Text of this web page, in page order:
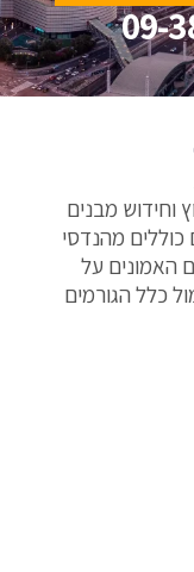
וחידוש מבנים
כוללים מהנדסי
האמונים על
כלל הגורמים